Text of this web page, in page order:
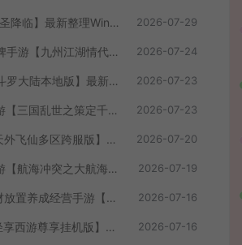
3D仙侠手游【大圣降临】最新整理Win系服务端+安卓+CDK授权后台+详细搭建教程+前后端全套源码 2026-07-29
经典武侠放置卡牌手游【九州江湖情代金券内购版】最新整理单机一键即玩镜像端+Linux手工服务端+安卓苹果双端+CDK授权后台+详细搭建教程 2026-07-24
稀有精品端游【斗罗大陆本地版】最新整理Win系服务端+PC客户端+网页注册+CDK授权后台+管理后台+详细搭建教程 2026-07-23
SLG策略卡牌手游【三国乱世之策定千军内购版】最新整理单机一键即玩镜像端+Linux手工服务端+安卓+CDK授权后台+详细搭建教程+前后端全套源码 2026-07-23
Q萌回合手游【天外飞仙多区跨服版】最新整理单机一键即玩镜像端+Linux手工服务端+安卓+CDK授权后台+详细搭建教程 2026-07-20
SLG策略海战手游【航海冲突之大航海大战】最新整理Win系半手工服务端+安卓+CDK授权后台+详细搭建教程+前后端全套修复源码 2026-07-19
Q版国风武侠题材放置养成经营手游【我要当掌门】最新整理单机一键即玩镜像端+Linux手工服务端+安卓苹果H5三端+CDK授权后台+全套源码+详细搭建教程 2026-07-16
MT3换皮MH【轻享西游尊享挂机版】最新整理单机一键即玩镜像端+Linux手工服务端+安卓苹果双端+GM后台+全套源码+详细搭建教程 2026-07-16